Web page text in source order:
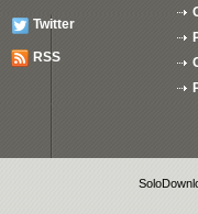
Twitter
RSS